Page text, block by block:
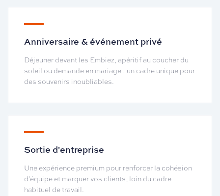
Anniversaire & événement privé
Déjeuner devant les Embiez, apéritif au coucher du
soleil ou demande en mariage : un cadre unique pour
des souvenirs inoubliables.
Sortie d'entreprise
Une expérience premium pour renforcer la cohésion
d'équipe et marquer vos clients, loin du cadre
habituel de travail.